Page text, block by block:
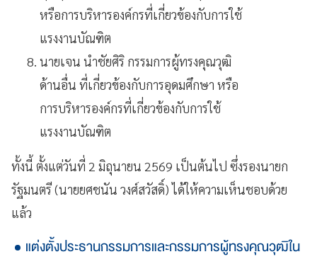
หรือการบริหารองค์กรที่เกี่ยวข้องกับการใช้
แรงงานบัณฑิต
นายเจน นำชัยศิริ กรรมการผู้ทรงคุณวุฒิ
ด้านอื่น ที่เกี่ยวข้องกับการอุดมศึกษา หรือ
การบริหารองค์กรที่เกี่ยวข้องกับการใช้
แรงงานบัณฑิต
ทั้งนี้ ตั้งแต่วันที่ 2 มิถุนายน 2569 เป็นต้นไป ซึ่งรองนายก
รัฐมนตรี (นายยศชนัน วงศ์สวัสดิ์) ได้ให้ความเห็นชอบด้วย
แล้ว
แต่งตั้งประธานกรรมการและกรรมการผู้ทรงคุณวุฒิใน